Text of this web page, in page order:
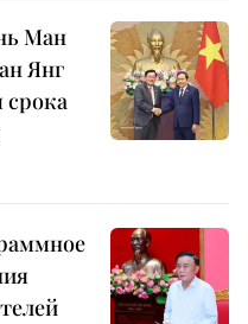
Ман
Янг
срока